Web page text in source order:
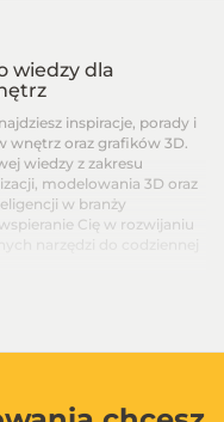
wiedzy dla
inspiracje, porady i
oraz grafików 3D.
wiedzy z zakresu
modelowania 3D oraz
w branży
Cię w rozwijaniu
wnętrz –